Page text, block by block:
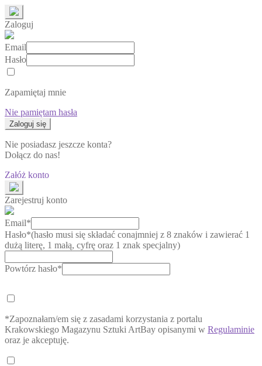
Zaloguj
Email
Hasło
Zapamiętaj mnie
Nie pamiętam hasła
Nie posiadasz jeszcze konta?
Dołącz do nas!
Załóż konto
Zarejestruj konto
Email*
Hasło*(hasło musi się składać conajmniej z 8 znaków i zawierać 1
dużą literę, 1 małą, cyfrę oraz 1 znak specjalny)
Powtórz hasło*
*Zapoznałam/em się z zasadami korzystania z portalu
Krakowskiego Magazynu Sztuki ArtBay opisanymi w Regulaminie
oraz je akceptuję.